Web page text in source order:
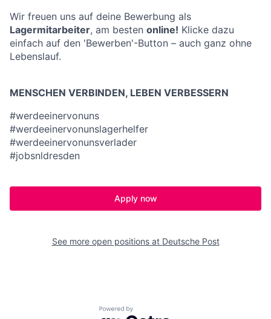
Wir freuen uns auf deine Bewerbung als
Lagermitarbeiter, am besten online! Klicke dazu
einfach auf den 'Bewerben'-Button – auch ganz ohne
Lebenslauf.
MENSCHEN VERBINDEN, LEBEN VERBESSERN
#werdeeinervonuns
#werdeeinervonunslagerhelfer
#werdeeinervonunsverlader
#jobsnldresden
Apply now
See more open positions at Deutsche Post
Powered by Getro.com